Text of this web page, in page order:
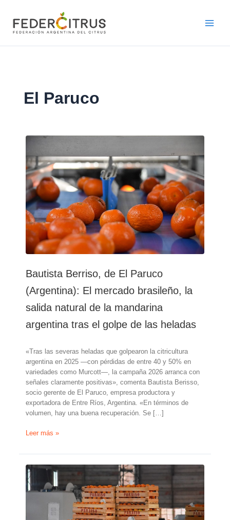
contenido
El Paruco
Bautista Berriso, de El Paruco
(Argentina): El mercado brasileño, la
salida natural de la mandarina
argentina tras el golpe de las heladas
«Tras las severas heladas que golpearon la citricultura
argentina en 2025 —con pérdidas de entre 40 y 50% en
variedades como Murcott—, la campaña 2026 arranca con
señales claramente positivas», comenta Bautista Berisso,
socio gerente de El Paruco, empresa productora y
exportadora de Entre Ríos, Argentina. «En términos de
volumen, hay una buena recuperación. Se […]
Bautista
de
El
Paruco
(Argentina):
El
mercado
brasileño,
Leer más »